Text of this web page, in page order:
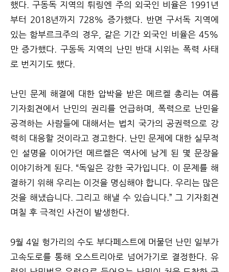
했다. 구동독 지역의 튀링엔 주의 외국인 비율은 1991년
부터 2018년까지 728% 증가했다. 반면 구서독 지역에
있는 함부르크주의 경우, 같은 기간 외국인 비율은 45%
만 증가했다. 구동독 지역의 난민 반대 시위는 폭력 사태
로 번지기도 했다.
난민 문제 해결에 대한 압박을 받은 메르켈 총리는 여름
기자회견에서 난민의 권리를 언급하며, 폭력으로 난민을
공격하는 사람들에 대해서는 법치 국가의 공권력으로 강
력히 대응할 것이라고 경고한다. 난민 문제에 대한 실무적
인 설명을 이어가던 메르켈은 역사에 남게 된 몇 문장을
이야기하게 된다. “독일은 강한 국가입니다. 이 문제를 해
결하기 위해 우리는 이것을 명심해야 합니다. 우리는 많은
것을 해냈습니다. 그리고 해낼 수 있습니다.” 그 기자회견
며칠 후 극적인 사건이 발생한다.
9월 4일 헝가리의 수도 부다페스트에 머물던 난민 일부가
고속도로를 통해 오스트리아로 넘어가기로 결정한다. 유